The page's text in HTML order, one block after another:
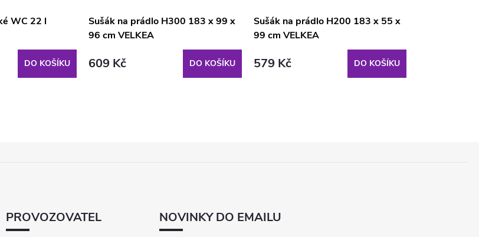
WC 22 l
DO KOŠÍKU
Sušák na prádlo H300 183 x 99 x
96 cm VELKEA
609 Kč DO KOŠÍKU
Sušák na prádlo H200 183 x 55 x
99 cm VELKEA
579 Kč DO KOŠÍKU
PROVOZOVATEL NOVINKY DO EMAILU